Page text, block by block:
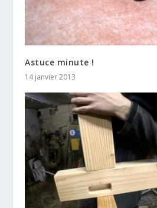
Astuce minute !
14 janvier 2013